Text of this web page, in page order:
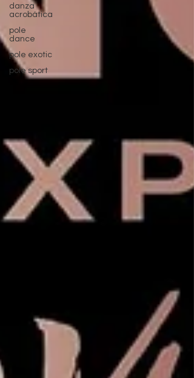
danza
acrobática
pole
dance
pole exotic
pole sport